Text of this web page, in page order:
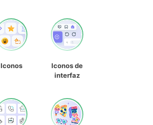
Iconos
Iconos de
interfaz